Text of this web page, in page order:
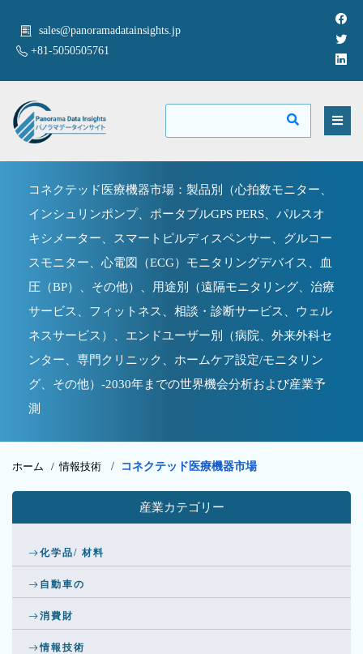
sales@panoramadatainsights.jp
+81-5050505761
コネクテッド医療機器市場：製品別（心拍数モニター、
インシュリンポンプ、ポータブルGPS PERS、パルスオ
キシメーター、スマートピルディスペンサー、グルコー
スモニター、心電図（ECG）モニタリングデバイス、血
圧（BP）、その他）、用途別（遠隔モニタリング、治療
サービス、フィットネス、相談・診断サービス、ウェル
ネスサービス）、エンドユーザー別（病院、外来外科セ
ンター、専門クリニック、ホームケア設定/モニタリン
グ、その他）-2030年までの世界機会分析および産業予
測
ホーム /情報技術 / コネクテッド医療機器市場
産業カテゴリー
化学品/ 材料
自動車の
消費財
情報技術